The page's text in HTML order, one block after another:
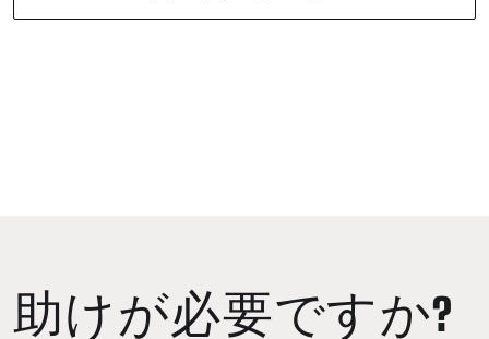
助けが必要ですか?